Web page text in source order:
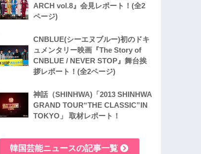
ARCH vol.8』会見レポート！(全2
ページ)
CNBLUE(シーエヌブルー)初のドキ
ュメンタリー映画『The Story of
CNBLUE / NEVER STOP』舞台挨
拶レポート！(全2ページ)
神話（SHINHWA)「2013 SHINHWA
GRAND TOUR“THE CLASSIC”IN
TOKYO」 取材レポート！
韓国芸能ニュースの記事一覧